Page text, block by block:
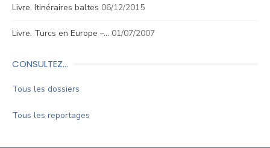
Livre. Itinéraires baltes 06/12/2015
Livre. Turcs en Europe –… 01/07/2007
CONSULTEZ…
Tous les dossiers
Tous les reportages